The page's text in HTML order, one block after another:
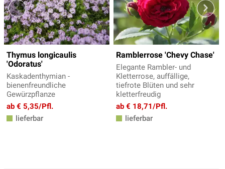
Thymus longicaulis
'Odoratus'
Kaskadenthymian -
bienenfreundliche
Gewürzpflanze
ab € 5,35/Pfl.
lieferbar
Ramblerrose 'Chevy Chase'
Elegante Rambler- und
Kletterrose, auffällige,
tiefrote Blüten und sehr
kletterfreudig
ab € 18,71/Pfl.
lieferbar